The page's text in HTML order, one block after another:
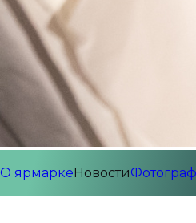
О ярмаркеНовости